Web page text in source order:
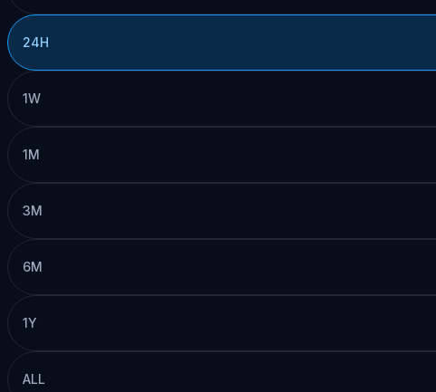
24H
1W
1M
3M
6M
1Y
ALL